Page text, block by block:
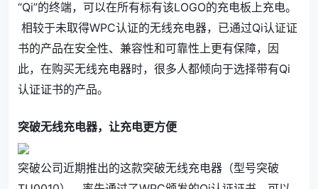
“Qi”的终端，可以在所有标有该LOGO的充电板上充电。
相较于未取得WPC认证的无线充电器，已通过Qi认证证
书的产品在安全性、兼容性和可靠性上更有保障，因
此，在购买无线充电器时，很多人都倾向于选择带有Qi
认证证书的产品。
突破无线充电器， 让充电更方便
突破公司近期推出的这款突破无线充电器 （型号突破